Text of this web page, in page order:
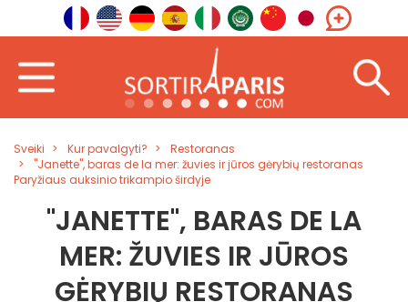
Sveiki Kur pavalgyti?
Restoranas
"Janette", baras de la mer: žuvies ir jūros gėrybių restoranas
Paryžiaus auksinio trikampio širdyje
"JANETTE", BARAS DE LA
MER: ŽUVIES IR JŪROS
GĖRYBIŲ RESTORANAS